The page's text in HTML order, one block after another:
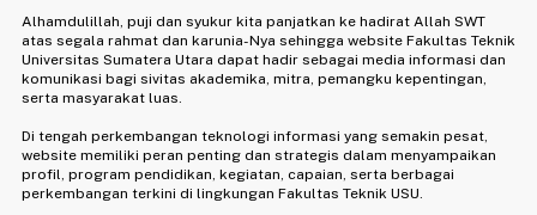
Alhamdulillah, puji dan syukur kita panjatkan ke hadirat Allah SWT
atas segala rahmat dan karunia-Nya sehingga website Fakultas Teknik
Universitas Sumatera Utara dapat hadir sebagai media informasi dan
komunikasi bagi sivitas akademika, mitra, pemangku kepentingan,
serta masyarakat luas.
Di tengah perkembangan teknologi informasi yang semakin pesat,
website memiliki peran penting dan strategis dalam menyampaikan
profil, program pendidikan, kegiatan, capaian, serta berbagai
perkembangan terkini di lingkungan Fakultas Teknik USU.